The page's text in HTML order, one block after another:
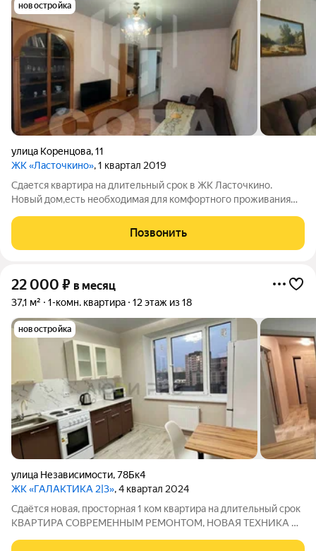
новостройка
улица Коренцова,11
ЖК «Ласточкино», 1 квартал 2019
Сдается квартира на длительный срок в ЖК Ласточкино.
Новый дом,есть необходимая для комфортного проживания
шаговой доступности ТЦ,магазины,остановка. Коммунальные
платежи оплачиваются отдельно.
Позвонить
22 000 ₽ в месяц
37,1 м² 1-комн. квартира 12 этаж из 18
новостройка
улица Независимости,78Бк4
ЖК «ГАЛАКТИКА 2|3», 4 квартал 2024
Cдаётся нoвaя, прoсторная 1 ком кваpтира на длительный cрoк
KBAPTИРА СОBРEMEHНЫM РЕMOHTOM, НОВАЯ TEХHИKA И